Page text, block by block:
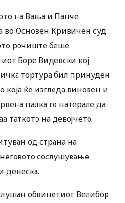
на Вања и Панче
во Основен Кривичен суд
рочиште беше
Боре Видевски кој
тортура бил принуден
која ќе изгледа виновен и
палка го натерале да
таткото на девојчето.
од страна на
сослушување
денеска.
обвинетиот Велибор